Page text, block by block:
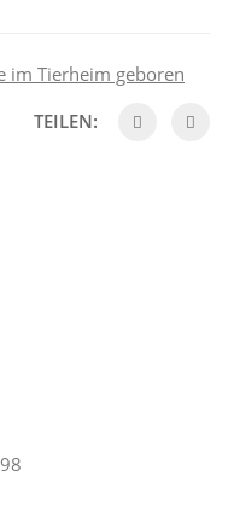
im Tierheim geboren
TEILEN: